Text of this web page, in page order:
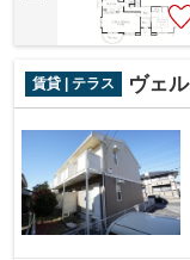
賃貸 | テラス ヴェ